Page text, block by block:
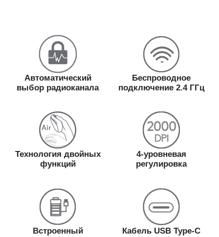
Автоматический
выбор радиоканала
Беспроводное
подключение 2.4 ГГц
Технология двойных
функций
4-уровневая
регулировка
Встроенный
Кабель USB Type-C